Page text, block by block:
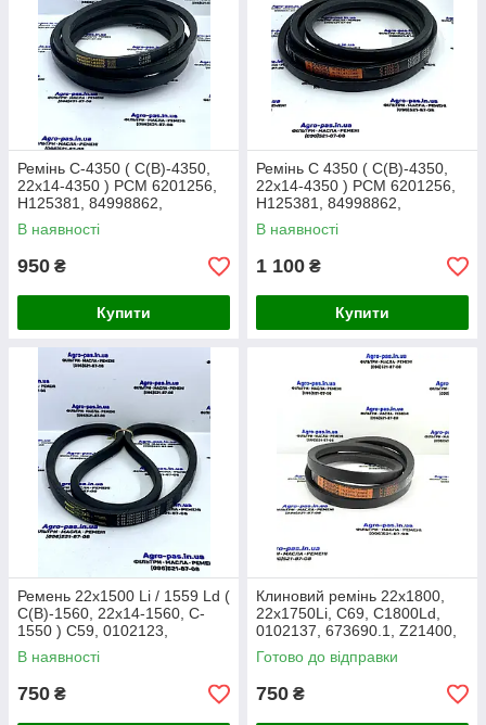
Ремінь C-4350 ( C(B)-4350,
22x14-4350 ) РСМ 6201256,
H125381, 84998862,
0202332, 1145949,
AP1000773 Дон, Нива
В наявності
950 ₴
Купити
Ремінь C 4350 ( C(B)-4350,
22x14-4350 ) РСМ 6201256,
H125381, 84998862,
0202332, 1145949,
AP1000773 Дон, Нива
В наявності
1 100 ₴
Купити
Ремень 22x1500 Li / 1559 Ld (
C(В)-1560, 22x14-1560, C-
1550 ) C59, 0102123,
340433410, 1321564C1,
01339252
В наявності
750 ₴
Клиновий ремінь 22x1800,
22x1750Li, C69, C1800Ld,
0102137, 673690.1, Z21400,
Z25473, 340433413,
80422725
Готово до відправки
750 ₴